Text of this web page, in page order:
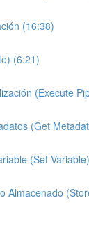
(16:38)
(6:21)
(Execute
(Get
(Set
Almacenado